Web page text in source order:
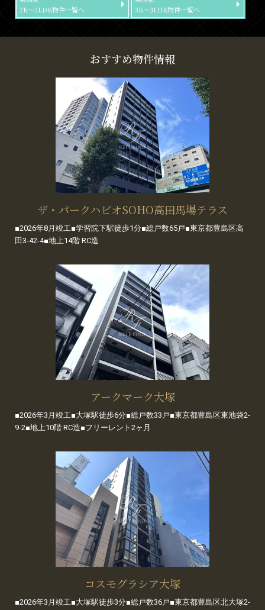
2K～2LDK物件一覧へ
3K～3LDK物件一覧へ
おすすめ物件情報
ザ・パークハビオSOHO高田馬場テラス
■2026年8月竣工■学習院下駅徒歩1分■総戸数65戸■東京都豊島区高
田3-42-4■地上14階 RC造
アークマーク大塚
■2026年3月竣工■大塚駅徒歩6分■総戸数33戸■東京都豊島区東池袋2-
9-2■地上10階 RC造■フリーレント2ヶ月
コスモグラシア大塚
■2026年3月竣工■大塚駅徒歩3分■総戸数36戸■東京都豊島区北大塚2-